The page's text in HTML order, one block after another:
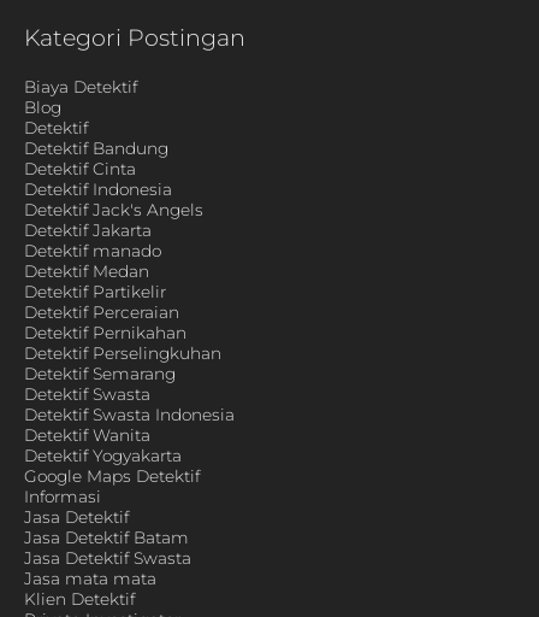
Kategori Postingan
Biaya Detektif
Blog
Detektif
Detektif Bandung
Detektif Cinta
Detektif Indonesia
Detektif Jack's Angels
Detektif Jakarta
Detektif manado
Detektif Medan
Detektif Partikelir
Detektif Perceraian
Detektif Pernikahan
Detektif Perselingkuhan
Detektif Semarang
Detektif Swasta
Detektif Swasta Indonesia
Detektif Wanita
Detektif Yogyakarta
Google Maps Detektif
Informasi
Jasa Detektif
Jasa Detektif Batam
Jasa Detektif Swasta
Jasa mata mata
Klien Detektif